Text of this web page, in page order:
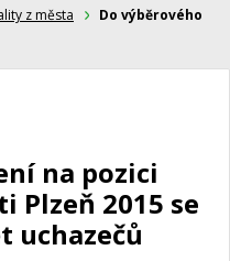
z města
Do výběrového
na pozici
Plzeň 2015 se
uchazečů